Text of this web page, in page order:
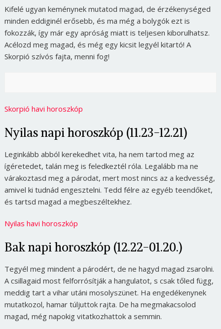
Kifelé ugyan keménynek mutatod magad, de érzékenységed
minden eddiginél erősebb, és ma még a bolygók ezt is
fokozzák, így már egy apróság miatt is teljesen kiborulhatsz.
Acélozd meg magad, és még egy kicsit legyél kitartó! A
Skorpió szívós fajta, menni fog!
Skorpió havi horoszkóp
Nyilas napi horoszkóp (11.23-12.21)
Leginkább abból kerekedhet vita, ha nem tartod meg az
ígéretedet, talán meg is feledkeztél róla. Legalább ma ne
várakoztasd meg a párodat, mert most nincs az a kedvesség,
amivel ki tudnád engesztelni. Tedd félre az egyéb teendőket,
és tartsd magad a megbeszéltekhez.
Nyilas havi horoszkóp
Bak napi horoszkóp (12.22-01.20.)
Tegyél meg mindent a párodért, de ne hagyd magad zsarolni.
A csillagaid most felforrósítják a hangulatot, s csak tőled függ,
meddig tart a vihar utáni mosolyszünet. Ha engedékenynek
mutatkozol, hamar túljuttok rajta. De ha megmakacsolod
magad, még napokig vitatkozhattok a semmin.